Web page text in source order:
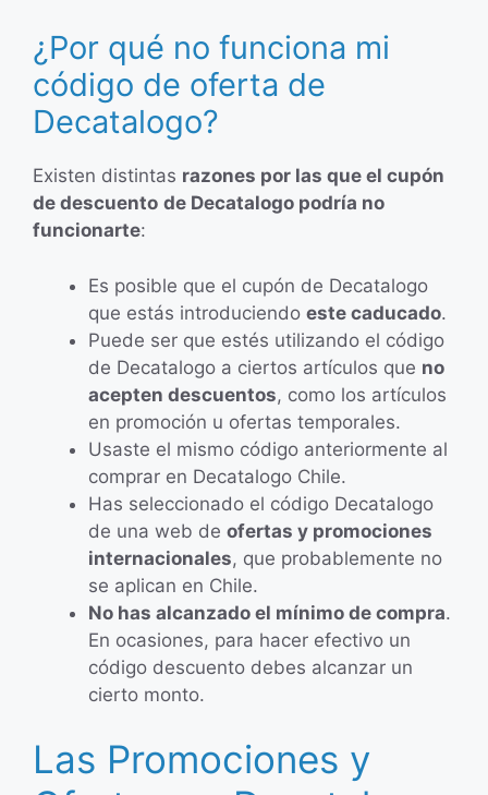
¿Por qué no funciona mi
código de oferta de
Decatalogo?
Existen distintas razones por las que el cupón
de descuento de Decatalogo podría no
funcionarte:
Es posible que el cupón de Decatalogo
que estás introduciendo este caducado.
Puede ser que estés utilizando el código
de Decatalogo a ciertos artículos que no
acepten descuentos, como los artículos
en promoción u ofertas temporales.
Usaste el mismo código anteriormente al
comprar en Decatalogo Chile.
Has seleccionado el código Decatalogo
de una web de ofertas y promociones
internacionales, que probablemente no
se aplican en Chile.
No has alcanzado el mínimo de compra.
En ocasiones, para hacer efectivo un
código descuento debes alcanzar un
cierto monto.
Las Promociones y